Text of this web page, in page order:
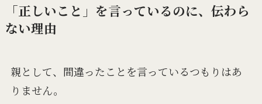
「正しいこと」を言っているのに、伝わら
ない理由
親として、間違ったことを言っているつもりはあ
りません。